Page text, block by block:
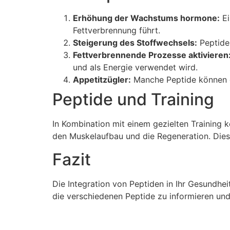
Erhöhung der Wachstums hormone:
Fettverbrennung führt.
Steigerung des Stoffwechsels:
Fettverbrennende Prozesse
und als Energie verwendet wird.
Appetitzügler: Manche Peptide
Peptide und Training
In Kombination mit einem gezielten Training
den Muskelaufbau und die Regeneration.
Fazit
Die Integration von Peptiden in Ihr
die verschiedenen Peptide zu informieren